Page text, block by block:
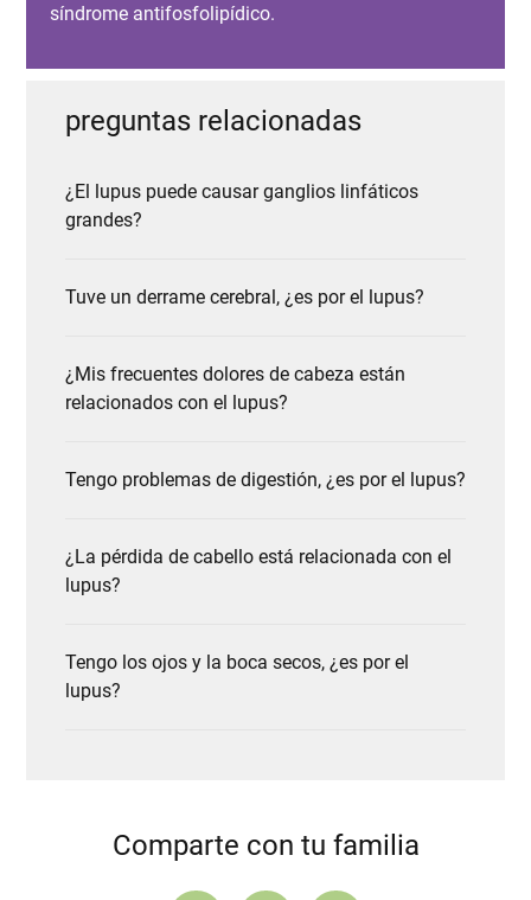
síndrome antifosfolipídico.
preguntas relacionadas
¿El lupus puede causar ganglios linfáticos
grandes?
Tuve un derrame cerebral, ¿es por el lupus?
¿Mis frecuentes dolores de cabeza están
relacionados con el lupus?
Tengo problemas de digestión, ¿es por el lupus?
¿La pérdida de cabello está relacionada con el
lupus?
Tengo los ojos y la boca secos, ¿es por el
lupus?
Comparte con tu familia